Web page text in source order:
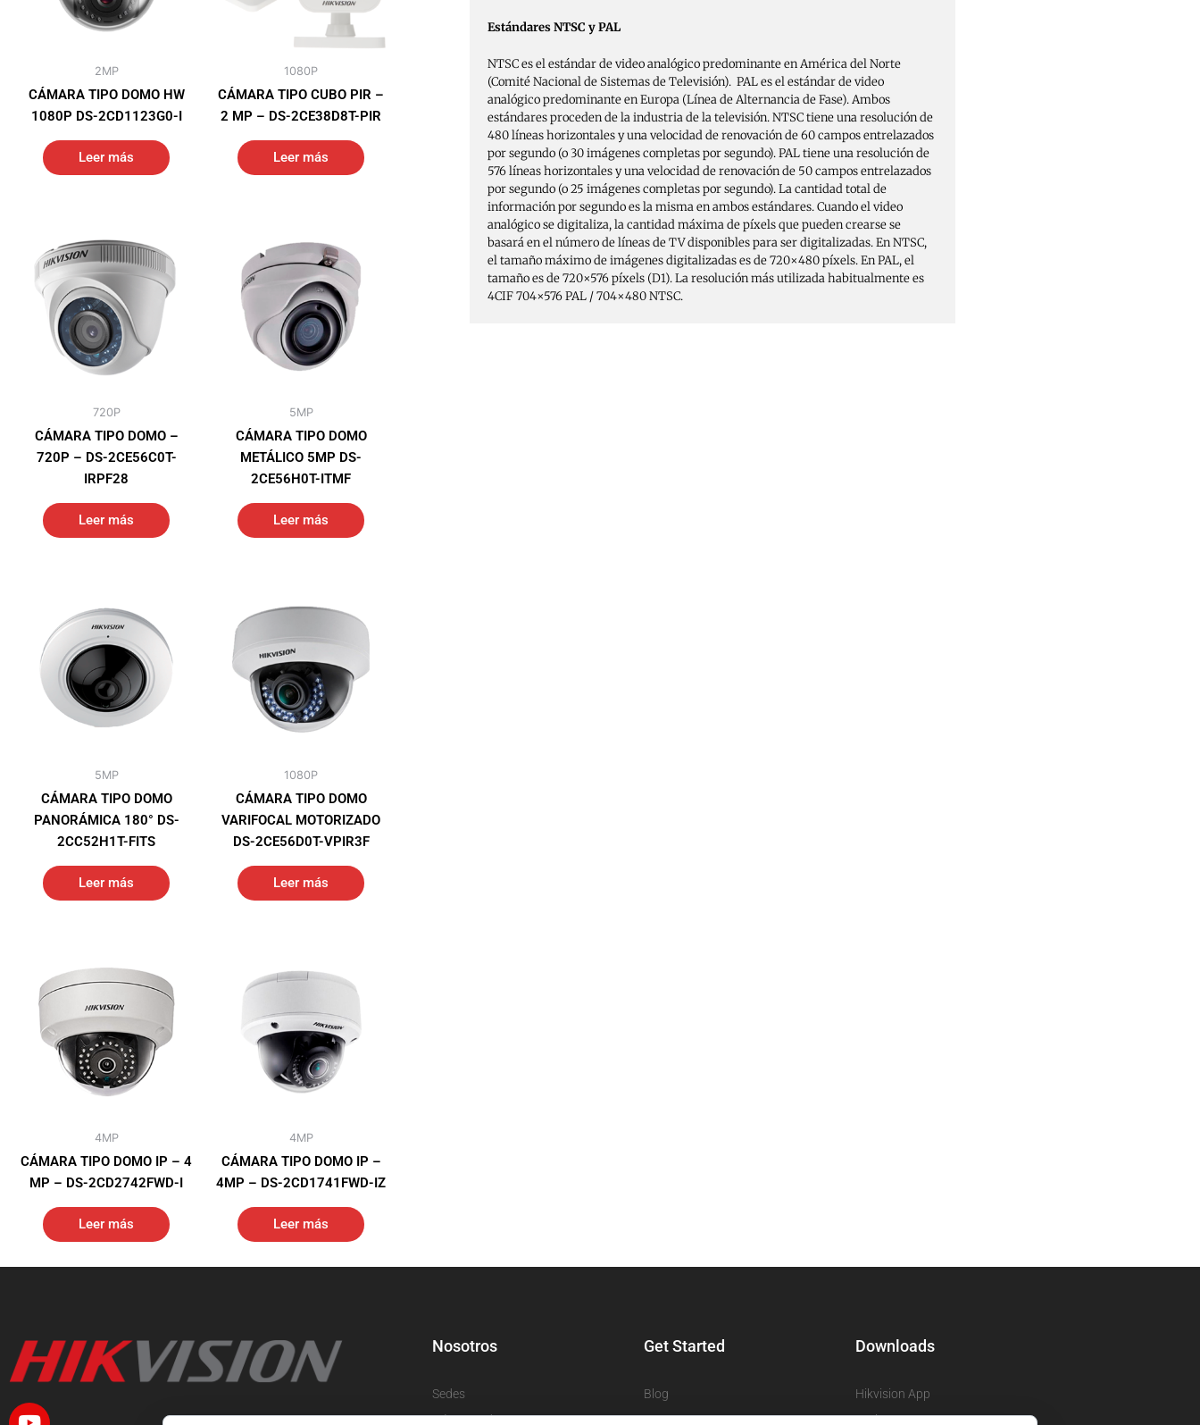
2MP
CÁMARA TIPO DOMO HW
1080P DS-2CD1123G0-I
Leer más
1080P
CÁMARA TIPO CUBO PIR –
2 MP – DS-2CE38D8T-PIR
Leer más
720P
CÁMARA TIPO DOMO –
720P – DS-2CE56C0T-
IRPF28
Leer más
5MP
CÁMARA TIPO DOMO
METÁLICO 5MP DS-
2CE56H0T-ITMF
Leer más
5MP
CÁMARA TIPO DOMO
PANORÁMICA 180° DS-
2CC52H1T-FITS
Leer más
1080P
CÁMARA TIPO DOMO
VARIFOCAL MOTORIZADO
DS-2CE56D0T-VPIR3F
Leer más
4MP
CÁMARA TIPO DOMO IP – 4
MP – DS-2CD2742FWD-I
Leer más
4MP
CÁMARA TIPO DOMO IP –
4MP – DS-2CD1741FWD-IZ
Leer más
Estándares NTSC y PAL
NTSC es el estándar de video analógico predominante en América del Norte
(Comité Nacional de Sistemas de Televisión). PAL es el estándar de video
analógico predominante en Europa (Línea de Alternancia de Fase). Ambos
estándares proceden de la industria de la televisión. NTSC tiene una resolución de
480 líneas horizontales y una velocidad de renovación de 60 campos entrelazados
por segundo (o 30 imágenes completas por segundo). PAL tiene una resolución de
576 líneas horizontales y una velocidad de renovación de 50 campos entrelazados
por segundo (o 25 imágenes completas por segundo). La cantidad total de
información por segundo es la misma en ambos estándares. Cuando el video
analógico se digitaliza, la cantidad máxima de píxels que pueden crearse se
basará en el número de líneas de TV disponibles para ser digitalizadas. En NTSC,
el tamaño máximo de imágenes digitalizadas es de 720×480 píxels. En PAL, el
tamaño es de 720×576 píxels (D1). La resolución más utilizada habitualmente es
4CIF 704×576 PAL / 704×480 NTSC.
Nosotros
Sedes
Números de contacto
Get Started
Blog
Apps
Downloads
Hikvision App
Ezviz App